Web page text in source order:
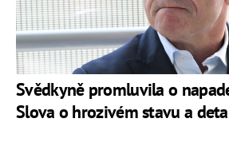
Svědkyně promluvila o
Slova o hrozivém stavu a